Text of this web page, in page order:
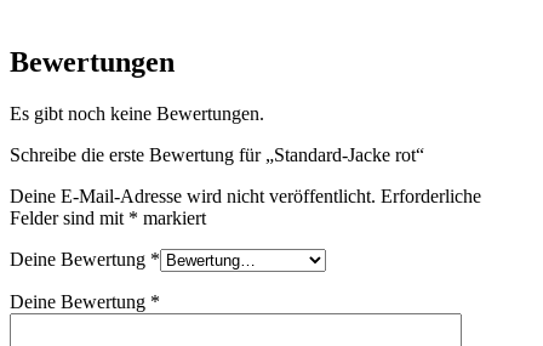
Bewertungen
Es gibt noch keine Bewertungen.
Schreibe die erste Bewertung für „Standard-Jacke rot“
Deine E-Mail-Adresse wird nicht veröffentlicht. Erforderliche
Felder sind mit * markiert
Deine Bewertung *
Deine Bewertung *